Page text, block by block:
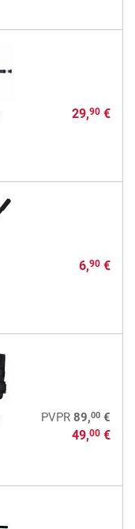
29,90€
6,90€
PVPR 89,00€
49,00€